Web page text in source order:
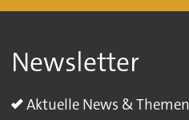
Newsletter
Aktuelle News & Themen